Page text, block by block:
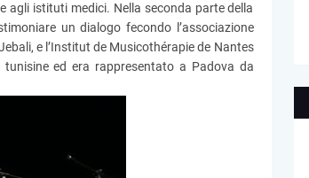
istituti medici. Nella seconda parte della
un dialogo fecondo l’associazione
e l’Institut de Musicothérapie de Nantes
ed era rappresentato a Padova da